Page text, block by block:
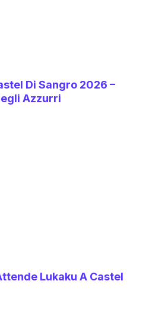
Di Sangro 2026 –
Azzurri
Lukaku A Castel